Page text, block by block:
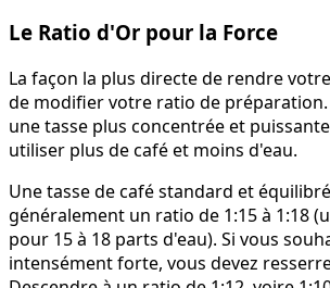
Le Ratio d'Or pour la Force
La façon la plus directe de rendre
de modifier votre ratio de préparation.
une tasse plus concentrée et
utiliser plus de café et moins d'eau.
Une tasse de café standard et
généralement un ratio de 1:15 à 1:18
pour 15 à 18 parts d'eau). Si vous
intensément forte, vous devez